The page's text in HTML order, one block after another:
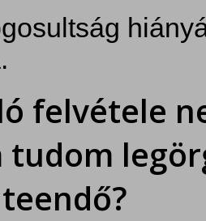
felvétele
tudom